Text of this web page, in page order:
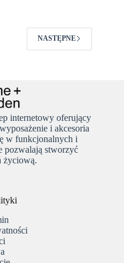
NASTĘPNE
internetowy oferujący
i akcesoria
w funkcjonalnych i
pozwalają stworzyć
życiową.